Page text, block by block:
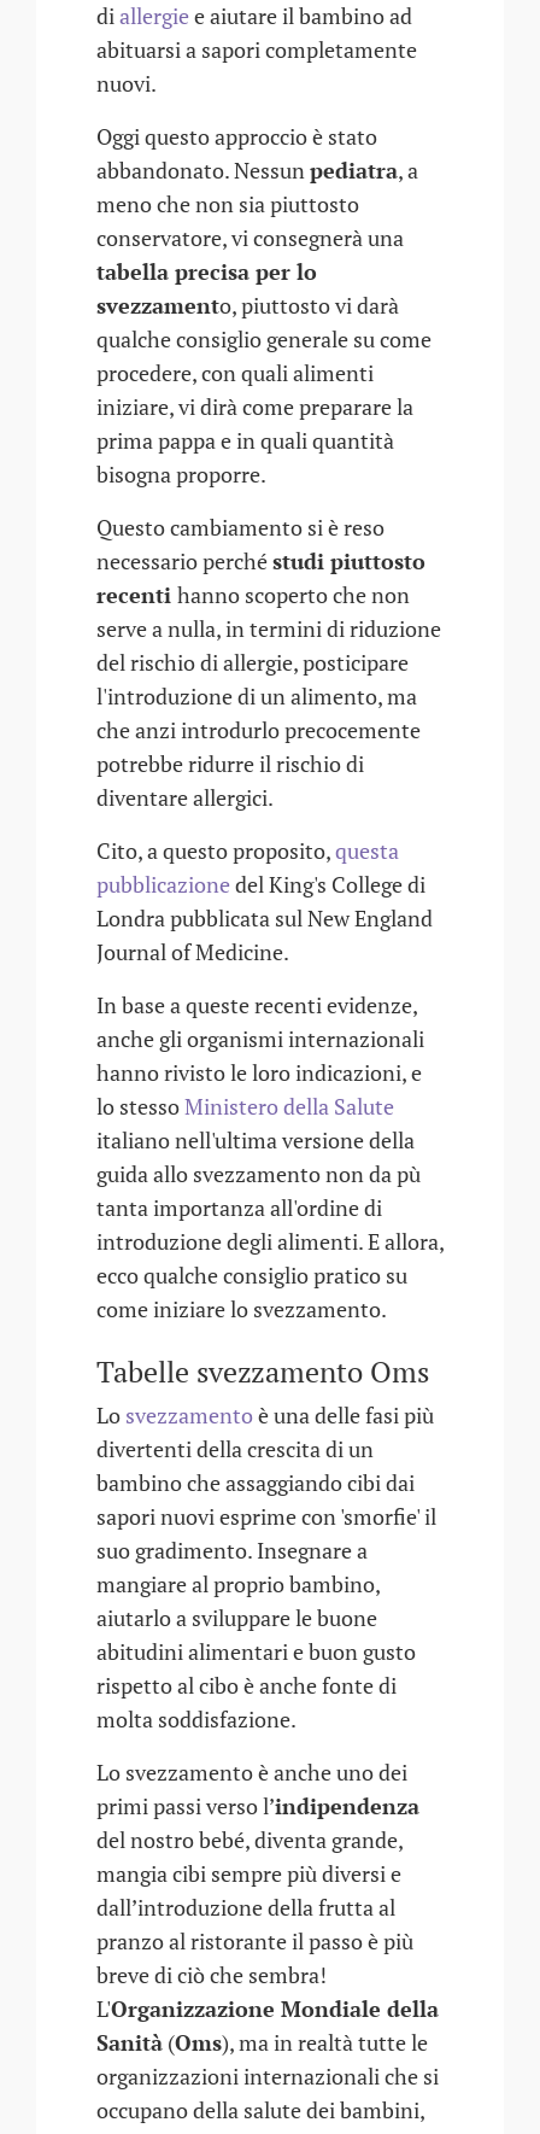
diallergiee aiutare il bambino ad
abituarsi a sapori completamente
nuovi.
Oggi questo approccio è stato
abbandonato. Nessunpediatra, a
meno che non sia piuttosto
conservatore, vi consegnerà una
tabella precisa per lo
svezzamento, piuttosto vi darà
qualche consiglio generale su come
procedere, con quali alimenti
iniziare, vi dirà come preparare la
prima pappa e in quali quantità
bisogna proporre.
Questo cambiamento si è reso
necessario perchéstudi piuttosto
recenti hanno scoperto che non
serve a nulla, in termini di riduzione
del rischio di allergie, posticipare
l'introduzione di un alimento, ma
che anzi introdurlo precocemente
potrebbe ridurre il rischio di
diventare allergici.
Cito, a questo proposito,questa
pubblicazionedel King's College di
Londra pubblicata sul New England
Journal of Medicine.
In base a queste recenti evidenze,
anche gli organismi internazionali
hanno rivisto le loro indicazioni, e
lo stessoMinistero della Salute
italiano nell'ultima versione della
guida allo svezzamento non da pù
tanta importanza all'ordine di
introduzione degli alimenti. E allora,
ecco qualche consiglio pratico su
come iniziare lo svezzamento.
Tabelle svezzamento Oms
Lo svezzamentoè una delle fasi più
divertenti della crescita di un
bambino che assaggiando cibi dai
sapori nuovi esprime con 'smorfie' il
suo gradimento. Insegnare a
mangiare al proprio bambino,
aiutarlo a sviluppare le buone
abitudini alimentari e buon gusto
rispetto al cibo è anche fonte di
molta soddisfazione.
Lo svezzamento è anche uno dei
primi passi verso l’indipendenza
del nostro bebé, diventa grande,
mangia cibi sempre più diversi e
dall’introduzione della frutta al
pranzo al ristorante il passo è più
breve di ciò che sembra!
L'Organizzazione Mondiale della
Sanità (Oms), ma in realtà tutte le
organizzazioni internazionali che si
occupano della salute dei bambini,